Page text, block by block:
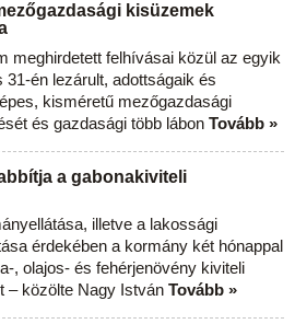
kisüzemek
meghirdetett felhívásai közül az egyik
én lezárult, adottságaik és
kisméretű mezőgazdasági
és gazdasági több lábon Tovább »
a gabonakiviteli
illetve a lakossági
érdekében a kormány két hónappal
, olajos- és fehérjenövény kiviteli
– közölte Nagy István Tovább »